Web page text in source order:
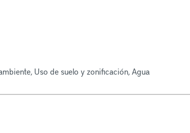
Uso de suelo y zonificación, Agua